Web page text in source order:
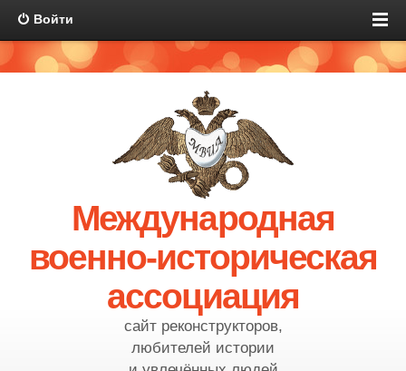
Войти
Международная
военно-историческая
ассоциация
сайт реконструкторов,
любителей истории